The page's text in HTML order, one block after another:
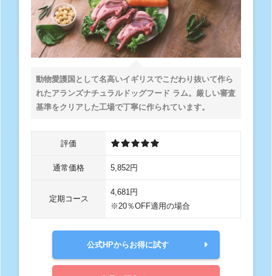
動物愛護国として名高いイギリスでこだわり抜いて作ら
れたアランズナチュラルドッグフード ラム。厳しい審査
基準をクリアした工場で丁寧に作られています。
評価
通常価格 5,852円
定期コース
4,681円
※20％OFF適用の場合
公式HPからお得に試す